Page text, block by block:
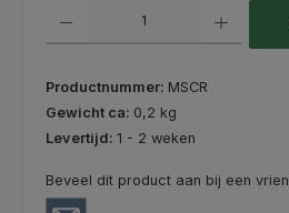
Productnummer: MSCR
Gewicht ca: 0,2 kg
Levertijd: 1 - 2 weken
Beveel dit product aan bij een